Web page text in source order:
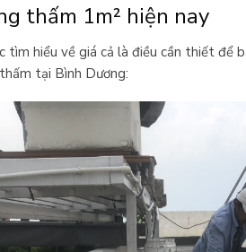
thấm 1m² hiện nay
hiểu về giá cả là điều cần thiết để
tại Bình Dương: